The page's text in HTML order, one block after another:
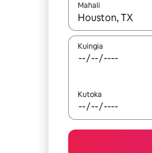
Mahali
Wakati matokeo
Kuingia
Kutoka